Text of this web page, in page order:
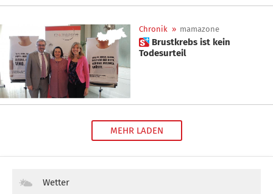
Chronik » mamazone
 Brustkrebs ist kein
Todesurteil
MEHR LADEN
Wetter